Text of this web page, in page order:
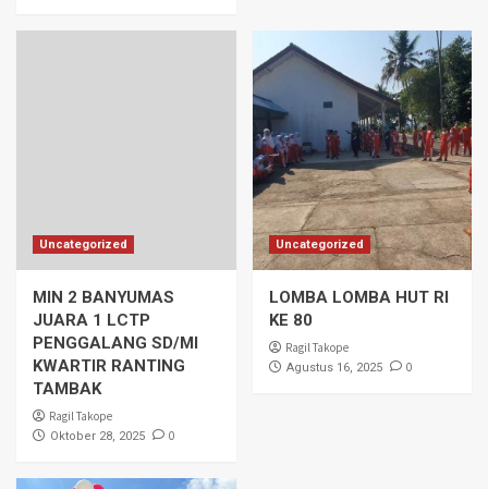
Uncategorized
MIN 2 BANYUMAS
JUARA 1 LCTP
PENGGALANG SD/MI
KWARTIR RANTING
TAMBAK
Ragil Takope
Oktober 28, 2025 0
Uncategorized
LOMBA LOMBA HUT RI
KE 80
Ragil Takope
Agustus 16, 2025 0